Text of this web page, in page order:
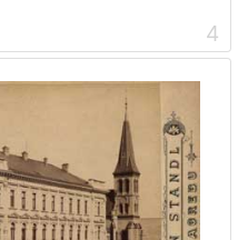
4